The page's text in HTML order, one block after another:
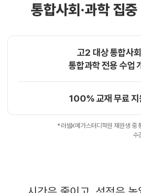
통합사회·과학 집
고2 대상 통합사회,
통합과학 전용 수업
100% 교재 무료
*러셀X메가스터디학원 재원생 중
수